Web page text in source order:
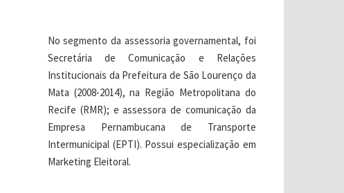
No segmento da assessoria governamental, foi
Secretária de Comunicação e Relações
Institucionais da Prefeitura de São Lourenço da
Mata (2008-2014), na Região Metropolitana do
Recife (RMR); e assessora de comunicação da
Empresa Pernambucana de Transporte
Intermunicipal (EPTI). Possui especialização em
Marketing Eleitoral.